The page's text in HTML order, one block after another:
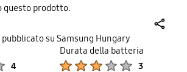
questo prodotto.
su Samsung Hungary
4
Durata della batteria
3